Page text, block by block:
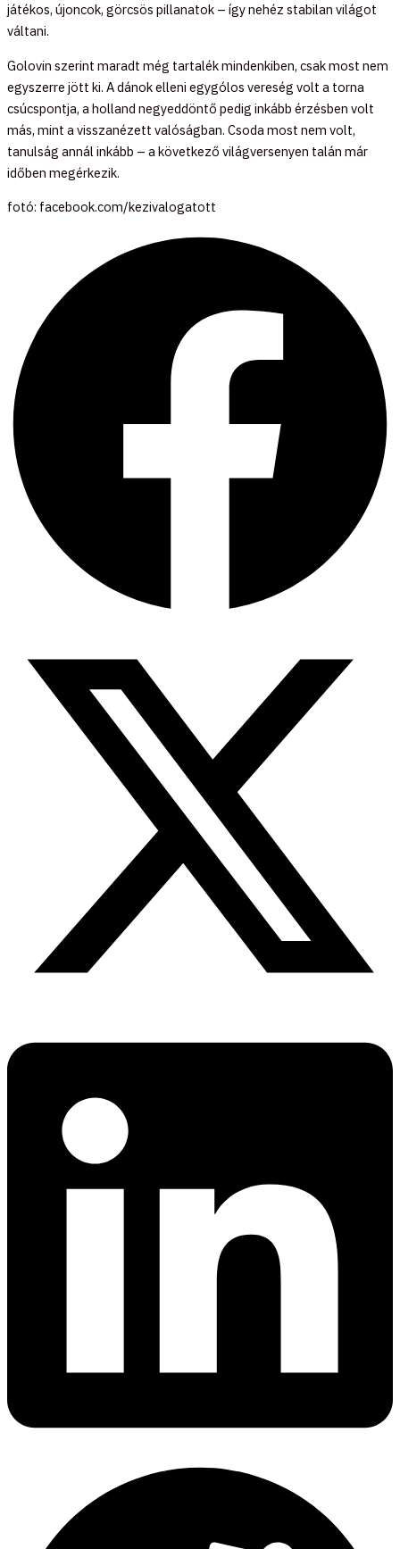
játékos, újoncok, görcsös pillanatok – így nehéz stabilan világot
váltani.
Golovin szerint maradt még tartalék mindenkiben, csak most nem
egyszerre jött ki. A dánok elleni egygólos vereség volt a torna
csúcspontja, a holland negyeddöntő pedig inkább érzésben volt
más, mint a visszanézett valóságban. Csoda most nem volt,
tanulság annál inkább – a következő világversenyen talán már
időben megérkezik.
fotó: facebook.com/kezivalogatott